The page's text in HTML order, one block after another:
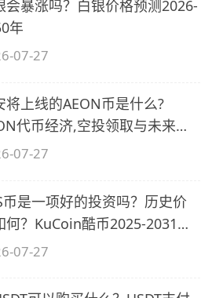
会暴涨吗？白银价格预测2026-
年
07-27
将上线的AEON币是什么?
代币经济,空投领取与未来价
测07-27
币是一项好的投资吗？历史价
何？KuCoin酷币2025-2031年
预测
07-27